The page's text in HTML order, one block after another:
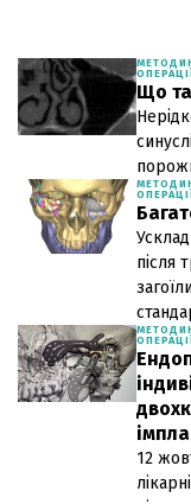
ОПЕРАЦІЇ
Що
ОПЕРАЦІЇ
після
ОПЕРАЦІЇ
12